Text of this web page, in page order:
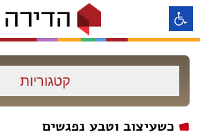
קטגוריות
כשעיצוב וטבע נפגשים